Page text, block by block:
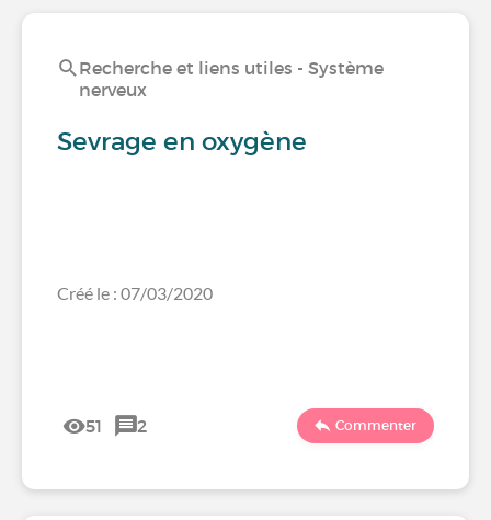
Recherche et liens utiles - Système
nerveux
Sevrage en oxygène
Créé le : 07/03/2020
51 2 Commenter